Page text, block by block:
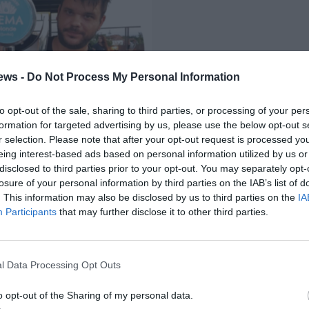
- Do Not Process My Personal Information
opt-out of the sale, sharing to third parties, or processing of your
for targeted advertising by us, please use the below opt-out
selection. Please note that after your opt-out request is processed
interest-based ads based on personal information utilized by us
to third parties prior to your opt-out. You may separately
of your personal information by third parties on the IAB’s list of
This information may also be disclosed by us to third parties on the
Participants that may further disclose it to other third parties.
Data Processing Opt Outs
opt-out of the Sharing of my personal data.
της μπύρας ΝΕΜΑ, τα όσα ενδιαφέροντα μας είπε
είναι το λάδι, τις ελιές, το αλάτι… Τι
με κάτι εντελώς διαφορετικό ;
της μεσσηνιακής γης αποτελούν εδώ και δεκαετίες